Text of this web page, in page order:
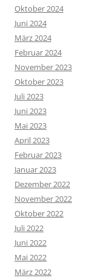
Oktober 2024
Juni 2024
März 2024
Februar 2024
November 2023
Oktober 2023
Juli 2023
Juni 2023
Mai 2023
April 2023
Februar 2023
Januar 2023
Dezember 2022
November 2022
Oktober 2022
Juli 2022
Juni 2022
Mai 2022
März 2022